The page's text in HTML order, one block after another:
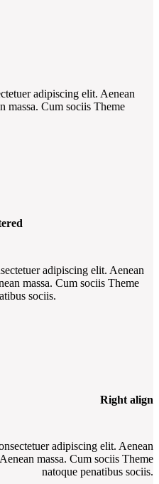
adipiscing elit. Aenean
massa. Cum sociis Theme
adipiscing elit. Aenean
massa. Cum sociis Theme
sociis.
Right align
adipiscing elit. Aenean
massa. Cum sociis Theme
natoque penatibus sociis.